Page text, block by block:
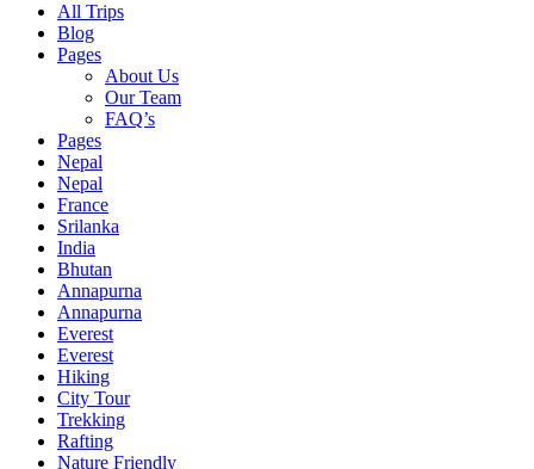
All Trips
Blog
Pages
About Us
Our Team
FAQ’s
Pages
Nepal
Nepal
France
Srilanka
India
Bhutan
Annapurna
Annapurna
Everest
Everest
Hiking
City Tour
Trekking
Rafting
Nature Friendly